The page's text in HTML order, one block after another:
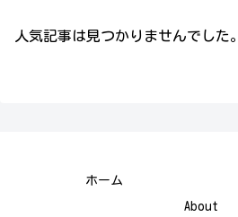
人気記事は見つかりませんでした。
ホーム
About